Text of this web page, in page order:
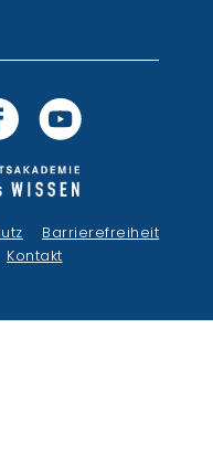
Barrierefreiheit
Kontakt